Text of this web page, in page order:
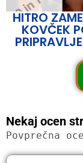
HITRO
KOVČEK
Nekaj ocen
Povprečna